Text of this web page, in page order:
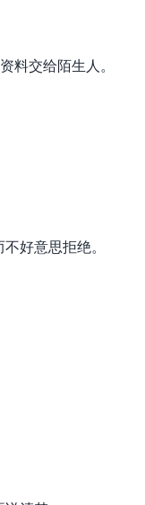
料交给陌生人。
好意思拒绝。